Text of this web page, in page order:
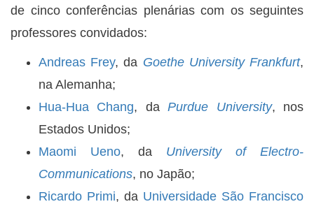
de cinco conferências plenárias com os seguintes
professores convidados:
Andreas Frey, da Goethe University Frankfurt,
na Alemanha;
Hua-Hua Chang, daPurdue University, nos
Estados Unidos;
Maomi Ueno, da University of Electro-
Communications, no Japão;
Ricardo Primi, da Universidade São Francisco